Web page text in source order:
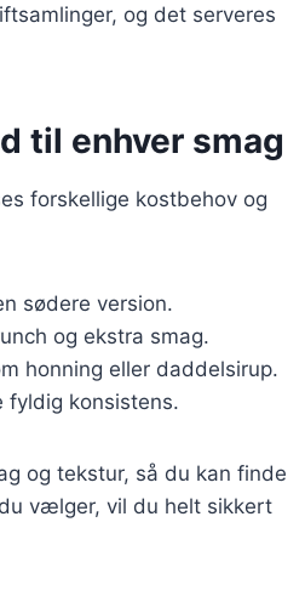
og det serveres
til enhver smag
forskellige kostbehov og
sødere version.
og ekstra smag.
honning eller daddelsirup.
fyldig konsistens.
og tekstur, så du kan finde
vælger, vil du helt sikkert